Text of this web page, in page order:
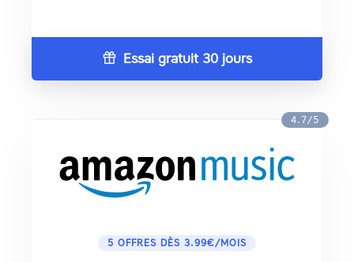
Essai gratuit 30 jours
4.7/5
5 OFFRES DÈS 3.99€/MOIS